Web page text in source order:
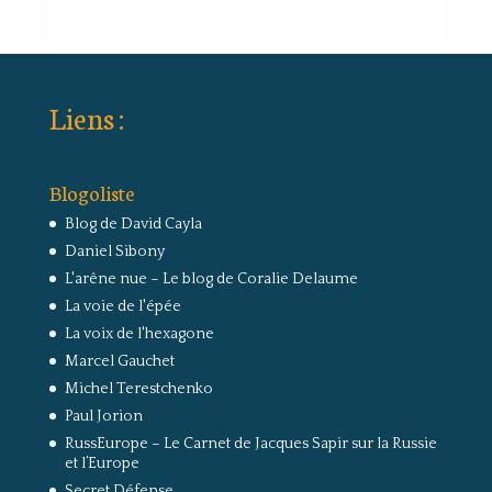
Liens :
Blogoliste
Blog de David Cayla
Daniel Sibony
L'arêne nue – Le blog de Coralie Delaume
La voie de l'épée
La voix de l'hexagone
Marcel Gauchet
Michel Terestchenko
Paul Jorion
RussEurope – Le Carnet de Jacques Sapir sur la Russie
et l’Europe